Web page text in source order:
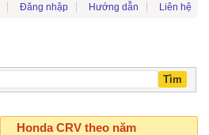
Đăng nhập Hướng dẫn Liên hệ
Honda CRV theo năm